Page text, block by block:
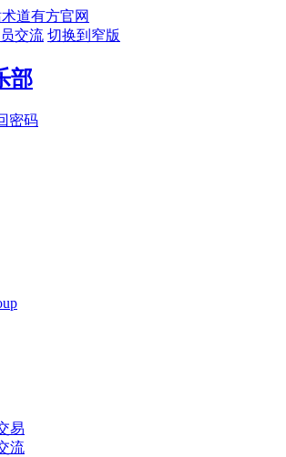
术道有方官网
交流 切换到窄版
密码
易
流